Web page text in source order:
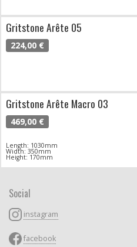
Gritstone Arête 05
224,00 €
Gritstone Arête Macro 03
469,00 €
Length: 1030mm
Width: 350mm
Height: 170mm
Social
instagram
facebook